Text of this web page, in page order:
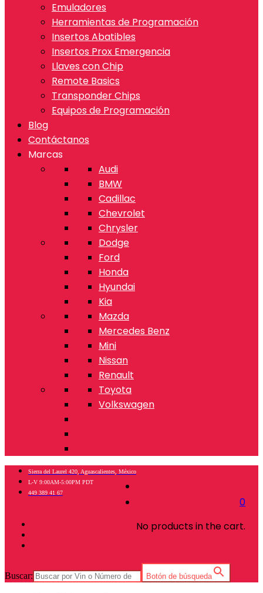
Emuladores
Herramientas de Programación
Insertos Abatibles
Insertos Prox Emergencia
Llaves con Chip
Remote Basics
Transponder Chips
Equipos de Programación
Blog
Contáctanos
Marcas
Audi
BMW
Cadillac
Chevrolet
Chrysler
Dodge
Ford
Honda
Hyundai
Kia
Mazda
Mercedes Benz
Mini
Nissan
Renault
Toyota
Volkswagen
0
No products in the cart.
Sierra del Laurel 420, Aguascalientes, México
L-V 9:00AM-5:00PM PDT
449 389 41 67
Buscar: Botón de búsqueda